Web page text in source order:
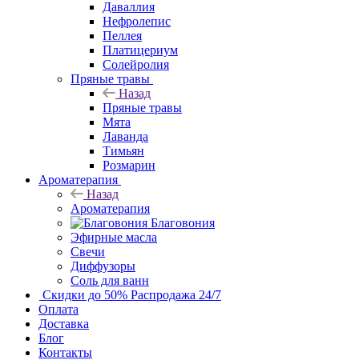
Даваллия
Нефролепис
Пеллея
Платицериум
Солейролия
Пряные травы
Назад
Пряные травы
Мята
Лаванда
Тимьян
Розмарин
Ароматерапия
Назад
Ароматерапия
Благовония
Эфирные масла
Свечи
Диффузоры
Соль для ванн
Скидки до 50% Распродажа 24/7
Оплата
Доставка
Блог
Контакты